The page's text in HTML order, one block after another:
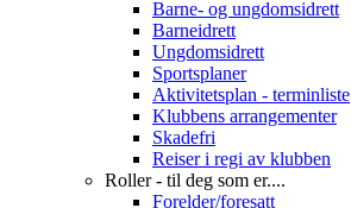
Barne- og ungdomsidrett
Barneidrett
Ungdomsidrett
Sportsplaner
Aktivitetsplan - terminliste
Klubbens arrangementer
Skadefri
Reiser i regi av klubben
Roller - til deg som er....
Forelder/foresatt